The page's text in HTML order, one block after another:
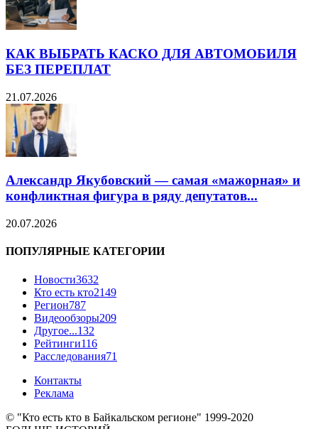
КАК ВЫБРАТЬ КАСКО ДЛЯ АВТОМОБИЛЯ
БЕЗ ПЕРЕПЛАТ
21.07.2026
Александр Якубовский — самая «мажорная» и
конфликтная фигура в ряду депутатов...
20.07.2026
ПОПУЛЯРНЫЕ КАТЕГОРИИ
Новости3632
Кто есть кто2149
Регион787
Видеообзоры209
Другое...132
Рейтинги116
Расследования71
Контакты
Реклама
© "Кто есть кто в Байкальском регионе" 1999-2020